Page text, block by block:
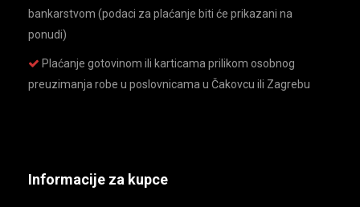
bankarstvom (podaci za plaćanje biti će prikazani na
ponudi)
Plaćanje gotovinom ili karticama prilikom osobnog
preuzimanja robe u poslovnicama u Čakovcu ili Zagrebu
Informacije za kupce